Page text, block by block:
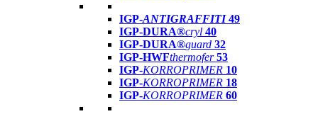
IGP-ANTIGRAFFITI49
IGP-DURA®cryl 40
IGP-DURA®guard 32
IGP-HWFthermofer 53
IGP-KORROPRIMER 10
IGP-KORROPRIMER 18
IGP-KORROPRIMER 60